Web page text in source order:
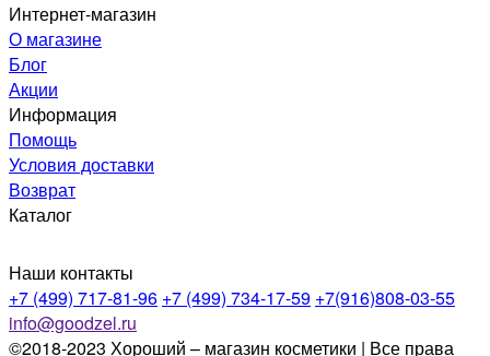
Интернет-магазин
О магазине
Блог
Акции
Информация
Помощь
Условия доставки
Возврат
Каталог
Наши контакты
+7 (499) 717-81-96 +7 (499) 734-17-59 +7(916)808-03-55
info@goodzel.ru
©2018-2023 Хороший – магазин косметики | Все права